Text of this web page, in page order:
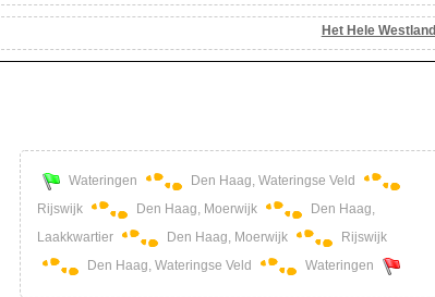
Het Hele Westland
Wateringen
Den Haag, Wateringse Veld
Rijswijk
Den Haag, Moerwijk
Den Haag,
Laakkwartier
Den Haag, Moerwijk
Rijswijk
Den Haag, Wateringse Veld
Wateringen